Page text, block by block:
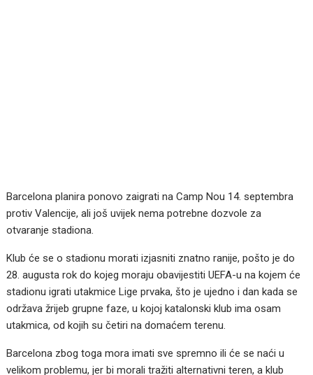
Barcelona planira ponovo zaigrati na Camp Nou 14. septembra
protiv Valencije, ali još uvijek nema potrebne dozvole za
otvaranje stadiona.
Klub će se o stadionu morati izjasniti znatno ranije, pošto je do
28. augusta rok do kojeg moraju obavijestiti UEFA-u na kojem će
stadionu igrati utakmice Lige prvaka, što je ujedno i dan kada se
održava žrijeb grupne faze, u kojoj katalonski klub ima osam
utakmica, od kojih su četiri na domaćem terenu.
Barcelona zbog toga mora imati sve spremno ili će se naći u
velikom problemu, jer bi morali tražiti alternativni teren, a klub